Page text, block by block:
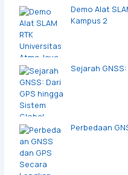
Demo Alat
Kampus 2
Sejarah
Perbedaan